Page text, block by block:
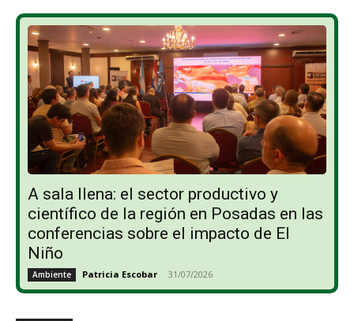
A sala llena: el sector productivo y
científico de la región en Posadas en las
conferencias sobre el impacto de El
Niño
Ambiente Patricia Escobar - 31/07/2026